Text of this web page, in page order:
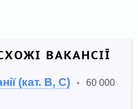
ВАКАНСІЇ
(кат. В, С) •
60 000